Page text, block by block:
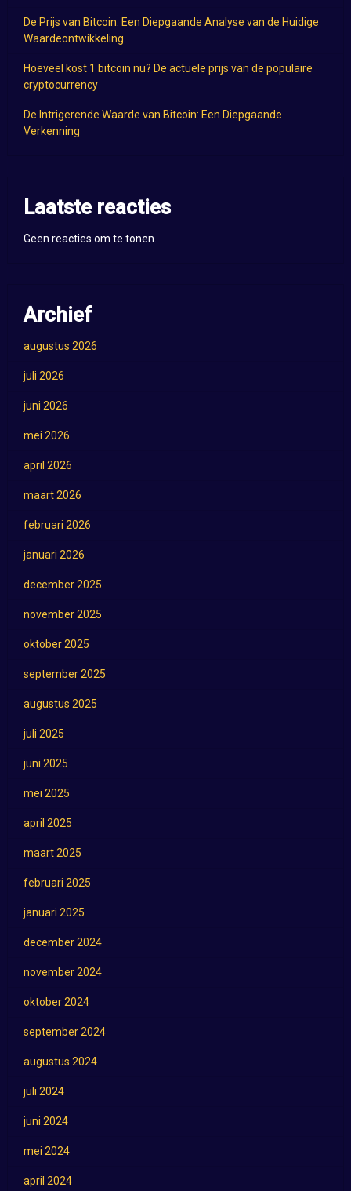
De Prijs van Bitcoin: Een Diepgaande Analyse van de Huidige
Waardeontwikkeling
Hoeveel kost 1 bitcoin nu? De actuele prijs van de populaire
cryptocurrency
De Intrigerende Waarde van Bitcoin: Een Diepgaande
Verkenning
Laatste reacties
Geen reacties om te tonen.
Archief
augustus 2026
juli 2026
juni 2026
mei 2026
april 2026
maart 2026
februari 2026
januari 2026
december 2025
november 2025
oktober 2025
september 2025
augustus 2025
juli 2025
juni 2025
mei 2025
april 2025
maart 2025
februari 2025
januari 2025
december 2024
november 2024
oktober 2024
september 2024
augustus 2024
juli 2024
juni 2024
mei 2024
april 2024